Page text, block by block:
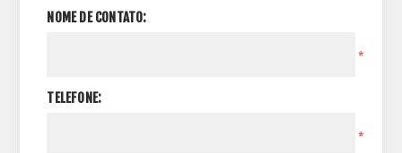
NOME DE CONTATO:
*
TELEFONE:
*